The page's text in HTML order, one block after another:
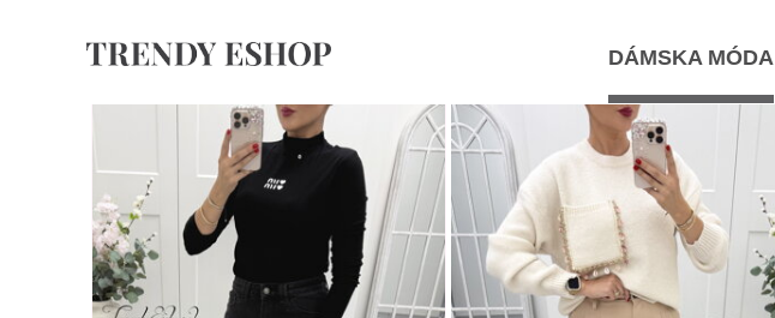
DÁMSKA MÓDA